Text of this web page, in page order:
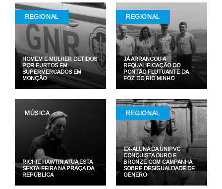
REGIONAL
HOMEM E MULHER DETIDOS
POR FURTOS EM
SUPERMERCADOS EM
MONÇÃO
REGIONAL
JÁ ARRANCOU A
REQUALIFICAÇÃO DO
PONTÃO FLUTUANTE DA
FOZ DO RIO MINHO
MÚSICA
RICHIE HAWTIN ATUA ESTA
SEXTA-FEIRA NA PRAÇA DA
REPÚBLICA
REGIONAL
EX-ALUNA DA UNIPVC
CONQUISTA OURO E
BRONZE COM CAMPANHA
SOBRE DESIGUALDADE DE
GÉNERO